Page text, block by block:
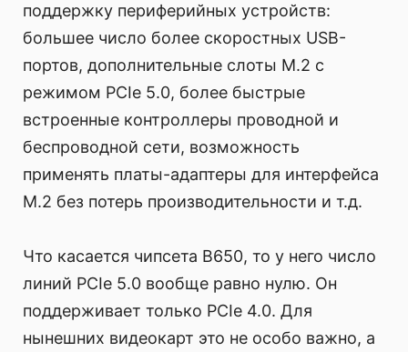
поддержку периферийных устройств:
большее число более скоростных USB-
портов, дополнительные слоты M.2 с
режимом PCIe 5.0, более быстрые
встроенные контроллеры проводной и
беспроводной сети, возможность
применять платы-адаптеры для интерфейса
M.2 без потерь производительности и т.д.
Что касается чипсета B650, то у него число
линий PCIe 5.0 вообще равно нулю. Он
поддерживает только PCIe 4.0. Для
нынешних видеокарт это не особо важно, а